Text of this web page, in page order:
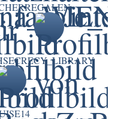
SECRECY_LIBRARY